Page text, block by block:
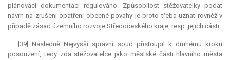
plánovací dokumentací regulováno. Způsobilost stěžovatelky podat
návrh na zrušení opatření obecné povahy je proto třeba uznat rovněž v
případě zásad územního rozvoje Středočeského kraje, resp. jejich části.
[39] Následně Nejvyšší správní soud přistoupil k druhému kroku
posouzení, tedy zda stěžovatelce jako městské části hlavního města